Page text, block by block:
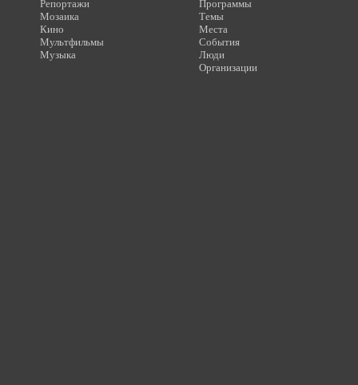
Репортажи
Мозаика
Кино
Мультфильмы
Музыка
Программы
Темы
Места
События
Люди
Организации